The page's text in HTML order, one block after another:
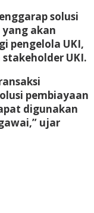
solusi
yang akan
pengelola UKI,
UKI.
pembiayaan
digunakan
ujar